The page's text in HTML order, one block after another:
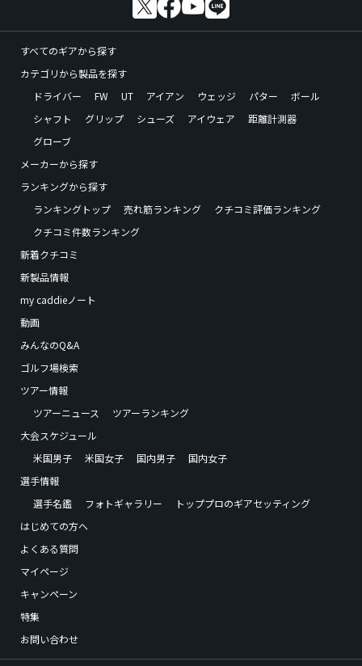
すべてのギアから探す
カテゴリから製品を探す
ドライバー
FW UT アイアン ウェッジ パター
ボール
シャフト
グリップ シューズ アイウェア
距離計測器
グローブ
メーカーから探す
ランキングから探す
ランキングトップ
売れ筋ランキング
クチコミ評価ランキング
クチコミ件数ランキング
新着クチコミ
新製品情報
my caddieノート
動画
みんなのQ&A
ゴルフ場検索
ツアー情報
ツアーニュース
ツアーランキング
大会スケジュール
米国男子
米国女子 国内男子
国内女子
選手情報
選手名鑑
フォトギャラリー
トッププロのギアセッティング
はじめての方へ
よくある質問
マイページ
キャンペーン
特集
お問い合わせ